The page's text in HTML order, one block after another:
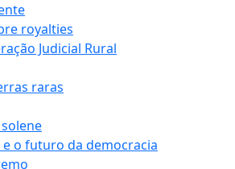
royalties
Judicial Rural
raras
o futuro da democracia